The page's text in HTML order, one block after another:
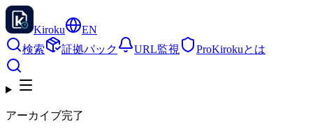
Kiroku
EN
検索
証拠パック URL監視 ProKirokuとは
アーカイブ完了